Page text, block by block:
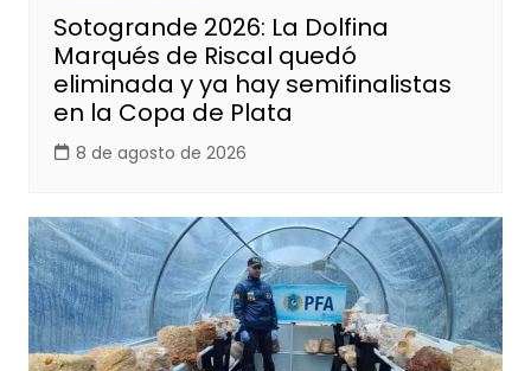
Sotogrande 2026: La Dolfina
Marqués de Riscal quedó
eliminada y ya hay semifinalistas
en la Copa de Plata
8 de agosto de 2026